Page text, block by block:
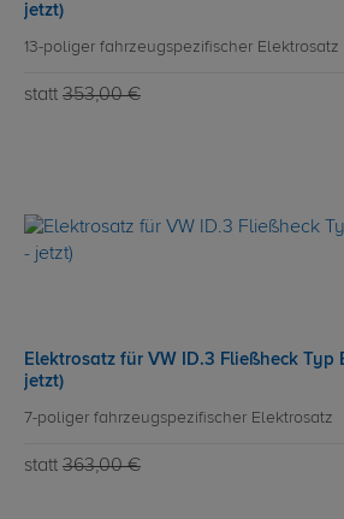
jetzt)
13-poliger fahrzeugspezifischer Elektrosatz
statt 353,00 €
Elektrosatz für VW ID.3 Fließheck Typ
jetzt)
7-poliger fahrzeugspezifischer Elektrosatz
statt 363,00 €